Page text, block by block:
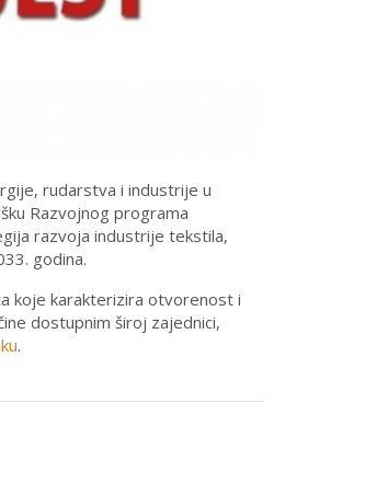
rudarstva i industrije u
Razvojnog programa
razvoja industrije tekstila,
godina.
koje karakterizira otvorenost i
dostupnim široj zajednici,
.